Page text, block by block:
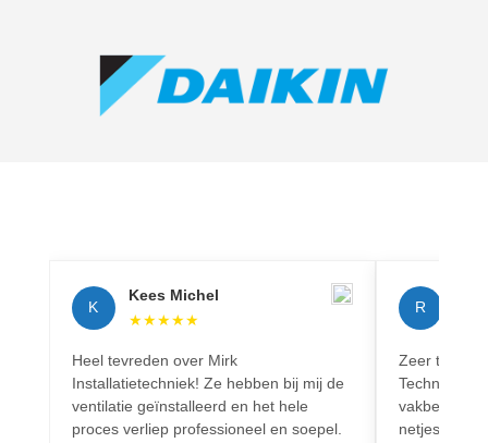
K
Kees Michel
★★★★★
Heel tevreden over Mirk
Installatietechniek! Ze hebben bij mij de
ventilatie geïnstalleerd en het hele
proces verliep professioneel en soepel.
R
Zeer
Techniek!
netjes en